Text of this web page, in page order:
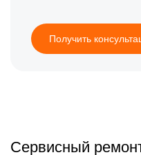
вентиляторов, сеть и
Получить
Сервисный